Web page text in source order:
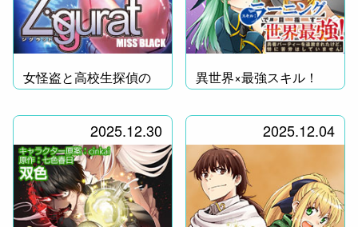
女怪盗と高校生探偵の
チェイスアクション!!
異世界×最強スキル！
2025.12.30 2025.12.04